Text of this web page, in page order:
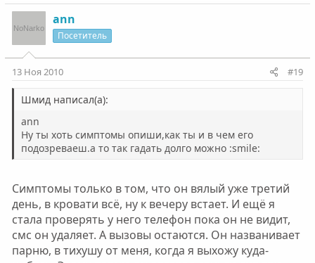
ann
Посетитель
13 Ноя 2010 #19
Шмид написал(а):
ann
Ну ты хоть симптомы опиши,как ты и в чем его
подозреваеш.а то так гадать долго можно :smile:
Симптомы только в том, что он вялый уже третий
день, в кровати всё, ну к вечеру встает. И ещё я
стала проверять у него телефон пока он не видит,
смс он удаляет. А вызовы остаются. Он названивает
парню, в тихушу от меня, когда я выхожу куда-